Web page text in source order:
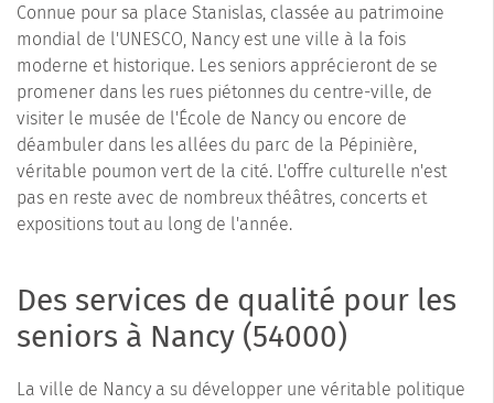
Connue pour sa place Stanislas, classée au patrimoine
mondial de l'UNESCO, Nancy est une ville à la fois
moderne et historique. Les seniors apprécieront de se
promener dans les rues piétonnes du centre-ville, de
visiter le musée de l'École de Nancy ou encore de
déambuler dans les allées du parc de la Pépinière,
véritable poumon vert de la cité. L'offre culturelle n'est
pas en reste avec de nombreux théâtres, concerts et
expositions tout au long de l'année.
Des services de qualité pour les
seniors à Nancy (54000)
La ville de Nancy a su développer une véritable politique